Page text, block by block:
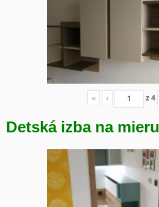
« ‹ z4
Detská izba na mieru